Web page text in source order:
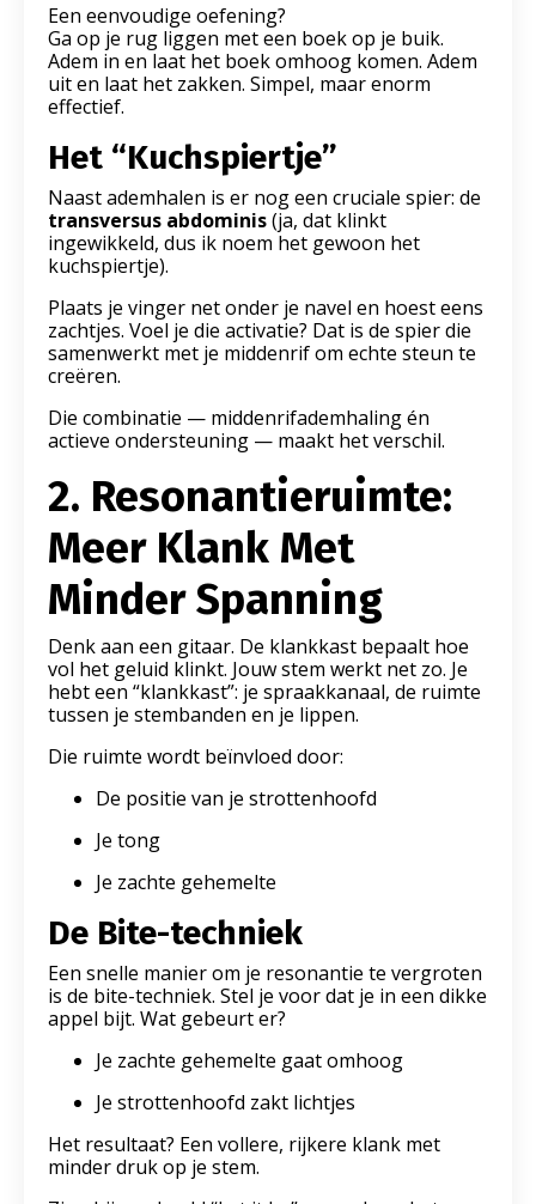
Een eenvoudige oefening?
Ga op je rug liggen met een boek op je buik.
Adem in en laat het boek omhoog komen. Adem
uit en laat het zakken. Simpel, maar enorm
effectief.
Het “Kuchspiertje”
Naast ademhalen is er nog een cruciale spier: de
transversus abdominis(ja, dat klinkt
ingewikkeld, dus ik noem het gewoon het
kuchspiertje).
Plaats je vinger net onder je navel en hoest eens
zachtjes. Voel je die activatie? Dat is de spier die
samenwerkt met je middenrif om echte steun te
creëren.
Die combinatie — middenrifademhaling én
actieve ondersteuning — maakt het verschil.
2. Resonantieruimte:
Meer Klank Met
Minder Spanning
Denk aan een gitaar. De klankkast bepaalt hoe
vol het geluid klinkt. Jouw stem werkt net zo. Je
hebt een “klankkast”: je spraakkanaal, de ruimte
tussen je stembanden en je lippen.
Die ruimte wordt beïnvloed door:
De positie van je strottenhoofd
Je tong
Je zachte gehemelte
De Bite-techniek
Een snelle manier om je resonantie te vergroten
is de bite-techniek. Stel je voor dat je in een dikke
appel bijt. Wat gebeurt er?
Je zachte gehemelte gaat omhoog
Je strottenhoofd zakt lichtjes
Het resultaat? Een vollere, rijkere klank met
minder druk op je stem.